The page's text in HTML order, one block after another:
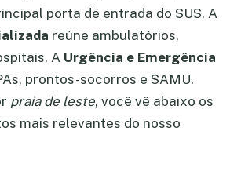
porta de entrada do SUS. A
reúne ambulatórios,
A Urgência e Emergência
prontos-socorros e SAMU.
praia de leste, você vê abaixo os
mais relevantes do nosso